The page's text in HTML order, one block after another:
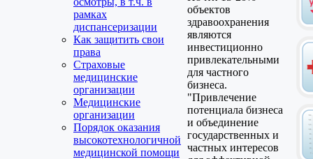
рамках
диспансеризации
Как защитить свои
права
Страховые
медицинские
организации
Медицинские
организации
Порядок оказания
высокотехнологичной
медицинской помощи
объектов
здравоохранения
являются
инвестиционно
привлекательными
для частного
бизнеса.
"Привлечение
потенциала бизнеса
и объединение
государственных и
частных интересов